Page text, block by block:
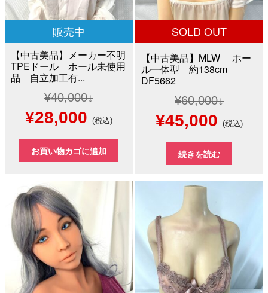
販売中
【中古美品】メーカー不明
TPEドール ホール未使用
品 自立加工有...
¥40,000
元
の
価
格
は
¥40,000
で
し
¥28,000現
在
の
価
は
¥28,000
で
(税込)
お買い物カゴに追加
SOLD OUT
【中古美品】MLW ホー
ル一体型 約138cm
DF5662
¥60,000
元
の
価
は
¥60,000
で
し
¥45,000 現
在
の
格
は
で
(税込)
続きを読む